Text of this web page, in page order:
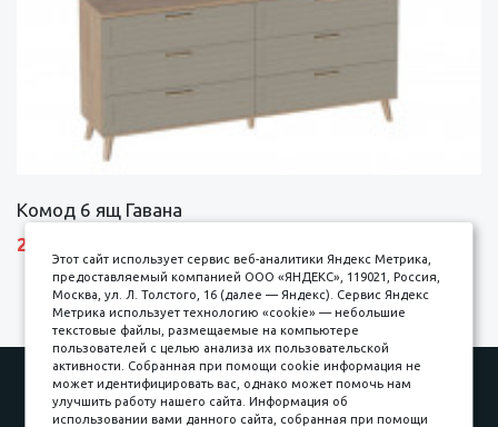
Комод 6 ящ Гавана
27690 р.
Наши работы
Оплата
Доставка и сборка
Гарантии
Этот сайт использует сервис веб-аналитики Яндекс Метрика,
предоставляемый компанией ООО «ЯНДЕКС», 119021, Россия,
Москва, ул. Л. Толстого, 16 (далее — Яндекс). Сервис Яндекс
Метрика использует технологию «cookie» — небольшие
текстовые файлы, размещаемые на компьютере
пользователей с целью анализа их пользовательской
активности. Собранная при помощи cookie информация не
может идентифицировать вас, однако может помочь нам
улучшить работу нашего сайта. Информация об
использовании вами данного сайта, собранная при помощи